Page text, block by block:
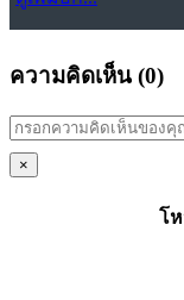
ความคิดเห็น (0)
×
โ